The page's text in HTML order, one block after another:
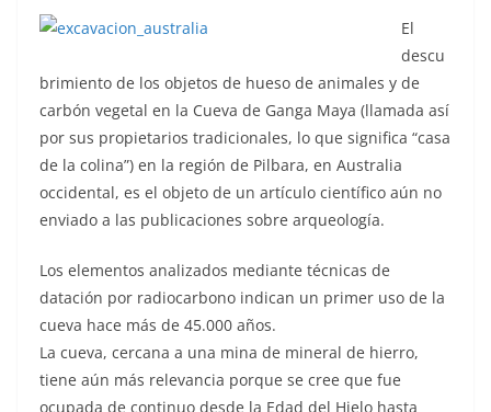
El
descu
brimiento de los objetos de hueso de animales y de
carbón vegetal en la Cueva de Ganga Maya (llamada así
por sus propietarios tradicionales, lo que significa “casa
de la colina”) en la región de Pilbara, en Australia
occidental, es el objeto de un artículo científico aún no
enviado a las publicaciones sobre arqueología.
Los elementos analizados mediante técnicas de
datación por radiocarbono indican un primer uso de la
cueva hace más de 45.000 años.
La cueva, cercana a una mina de mineral de hierro,
tiene aún más relevancia porque se cree que fue
ocupada de continuo desde la Edad del Hielo hasta